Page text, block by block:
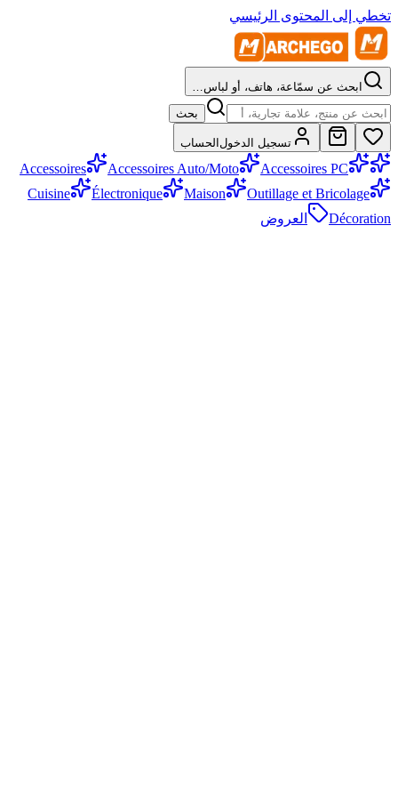
تخطي إلى المحتوى الرئيسي
ابحث عن سمّاعة، هاتف، أو لباس…
بحث
تسجيل الدخول الحساب
Accessoires Accessoires Auto/Moto
Accessoires PC
Cuisine
Électronique Maison
Outillage et Bricolage
Décoration
العروض